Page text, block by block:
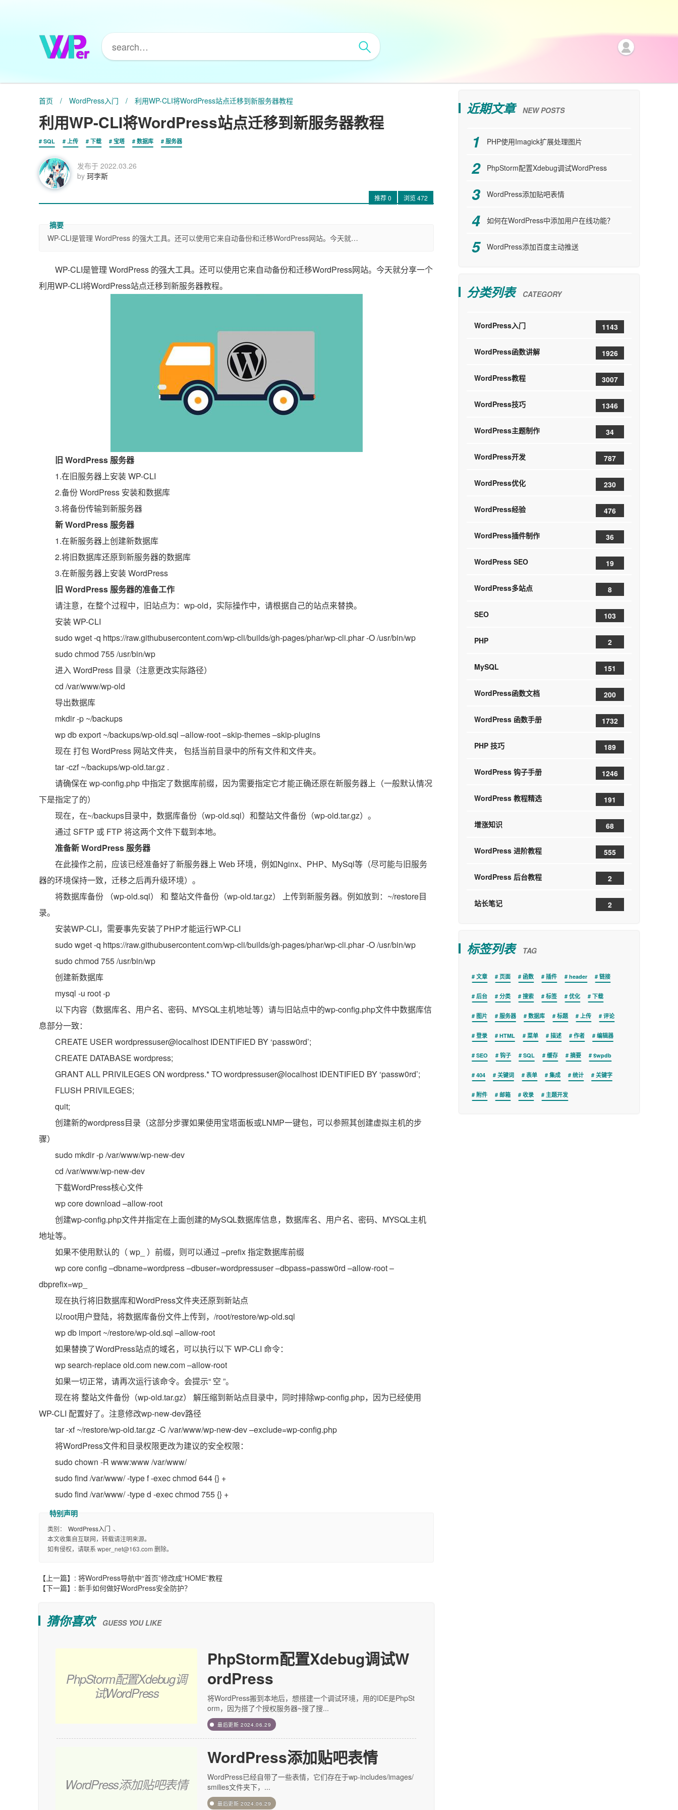
首页 / WordPress入门 / 利用WP-CLI将WordPress站点迁移到新服务器教程
利用WP-CLI将WordPress站点迁移到新服务器教程
SQL 上传 下载 宝塔 数据库 服务器
发布于 2022.03.26
by 珂李斯
推荐0 浏览472
WP-CLI是管理 WordPress 的强大工具。还可以使用它来自动备份和迁移WordPress网站。今天就…
WP-CLI是管理 WordPress 的强大工具。还可以使用它来自动备份和迁移WordPress网站。今天就分享一个
利用WP-CLI将WordPress站点迁移到新服务器教程。
旧 WordPress 服务器
1.在旧服务器上安装 WP-CLI
2.备份 WordPress 安装和数据库
3.将备份传输到新服务器
新 WordPress 服务器
1.在新服务器上创建新数据库
2.将旧数据库还原到新服务器的数据库
3.在新服务器上安装 WordPress
旧 WordPress 服务器的准备工作
请注意，在整个过程中，旧站点为：wp-old，实际操作中，请根据自己的站点来替换。
安装 WP-CLI
sudo wget -q https://raw.githubusercontent.com/wp-cli/builds/gh-pages/phar/wp-cli.phar -O /usr/bin/wp
sudo chmod 755 /usr/bin/wp
进入 WordPress 目录（注意更改实际路径）
cd /var/www/wp-old
导出数据库
mkdir -p ~/backups
wp db export ~/backups/wp-old.sql –allow-root –skip-themes –skip-plugins
现在 打包 WordPress 网站文件夹， 包括当前目录中的所有文件和文件夹。
tar -czf ~/backups/wp-old.tar.gz .
请确保在 wp-config.php 中指定了数据库前缀，因为需要指定它才能正确还原在新服务器上（一般默认情况
下是指定了的）
现在，在~/backups目录中，数据库备份（wp-old.sql）和整站文件备份（wp-old.tar.gz）。
通过 SFTP 或 FTP 将这两个文件下载到本地。
准备新 WordPress 服务器
在此操作之前，应该已经准备好了新服务器上 Web 环境，例如Nginx、PHP、MySql等（尽可能与旧服务
器的环境保持一致，迁移之后再升级环境）。
将数据库备份 （wp-old.sql） 和 整站文件备份（wp-old.tar.gz） 上传到新服务器。例如放到：~/restore目
录。
安装WP-CLI，需要事先安装了PHP才能运行WP-CLI
sudo wget -q https://raw.githubusercontent.com/wp-cli/builds/gh-pages/phar/wp-cli.phar -O /usr/bin/wp
sudo chmod 755 /usr/bin/wp
创建新数据库
mysql -u root -p
以下内容（数据库名、用户名、密码、MYSQL主机地址等）请与旧站点中的wp-config.php文件中数据库信
息部分一致：
CREATE USER wordpressuser@localhost IDENTIFIED BY ‘passw0rd’;
CREATE DATABASE wordpress;
GRANT ALL PRIVILEGES ON wordpress.* TO wordpressuser@localhost IDENTIFIED BY ‘passw0rd’;
FLUSH PRIVILEGES;
quit;
创建新的wordpress目录（这部分步骤如果使用宝塔面板或LNMP一键包，可以参照其创建虚拟主机的步
骤）
sudo mkdir -p /var/www/wp-new-dev
cd /var/www/wp-new-dev
下载WordPress核心文件
wp core download –allow-root
创建wp-config.php文件并指定在上面创建的MySQL数据库信息，数据库名、用户名、密码、MYSQL主机
地址等。
如果不使用默认的（ wp_ ）前缀，则可以通过 –prefix 指定数据库前缀
wp core config –dbname=wordpress –dbuser=wordpressuser –dbpass=passw0rd –allow-root –
dbprefix=wp_
现在执行将旧数据库和WordPress文件夹还原到新站点
以root用户登陆，将数据库备份文件上传到，/root/restore/wp-old.sql
wp db import ~/restore/wp-old.sql –allow-root
如果替换了WordPress站点的域名，可以执行以下 WP-CLI 命令：
wp search-replace old.com new.com –allow-root
如果一切正常，请再次运行该命令。会提示“ 空 ”。
现在将 整站文件备份（wp-old.tar.gz） 解压缩到新站点目录中，同时排除wp-config.php，因为已经使用
WP-CLI 配置好了。注意修改wp-new-dev路径
tar -xf ~/restore/wp-old.tar.gz -C /var/www/wp-new-dev –exclude=wp-config.php
将WordPress文件和目录权限更改为建议的安全权限：
sudo chown -R www:www /var/www/
sudo find /var/www/ -type f -exec chmod 644 {} +
sudo find /var/www/ -type d -exec chmod 755 {} +
类别： WordPress入门 、
本文收集自互联网，转载请注明来源。
如有侵权，请联系 wper_net@163.com 删除。
【上一篇】: 将WordPress导航中“首页”修改成”HOME”教程
【下一篇】: 新手如何做好WordPress安全防护？
猜你喜欢 GUESS YOU LIKE
PhpStorm配置Xdebug调
试WordPress
PhpStorm配置Xdebug调试W
ordPress
将WordPress搬到本地后，想搭建一个调试环境，用的IDE是PhpSt
orm，因为搭了个授权服务器~搜了搜...
最后更新2024.06.29
WordPress添加贴吧表情
WordPress添加贴吧表情
WordPress已经自带了一些表情，它们存在于wp-includes/images/
smilies文件夹下，...
最后更新2024.06.29
近期文章 NEW POSTS
PHP使用Imagick扩展处理图片
PhpStorm配置Xdebug调试WordPress
WordPress添加贴吧表情
如何在WordPress中添加用户在线功能？
WordPress添加百度主动推送
分类列表 CATEGORY
WordPress入门 1143
WordPress函数讲解 1926
WordPress教程 3007
WordPress技巧 1346
WordPress主题制作 34
WordPress开发 787
WordPress优化 230
WordPress经验 476
WordPress插件制作 36
WordPress SEO 19
WordPress多站点 8
SEO 103
PHP 2
MySQL 151
WordPress函数文档 200
WordPress 函数手册 1732
PHP 技巧 189
WordPress 钩子手册 1246
WordPress 教程精选 191
增涨知识 68
WordPress 进阶教程 555
WordPress 后台教程 2
站长笔记 2
标签列表 TAG
文章 页面 函数 插件 header 链接
后台 分类 搜索 标签 优化 下载
图片 服务器 数据库 标题 上传 评论
登录 HTML 菜单 描述 作者 编辑器
SEO 钩子 SQL 缓存 摘要 $wpdb
404 关键词 表单 集成 统计 关键字
附件 邮箱 收录 主题开发